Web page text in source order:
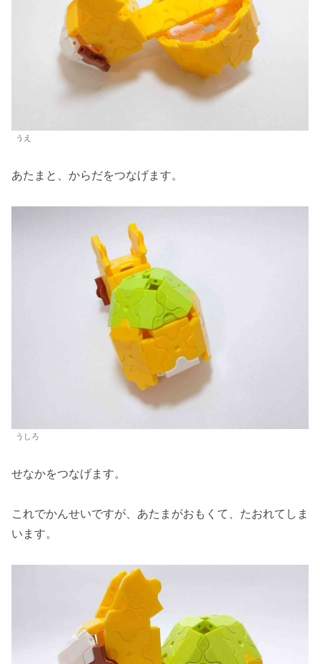
うえ
あたまと、からだをつなげます。
うしろ
せなかをつなげます。
これでかんせいですが、あたまがおもくて、たおれてしま
います。